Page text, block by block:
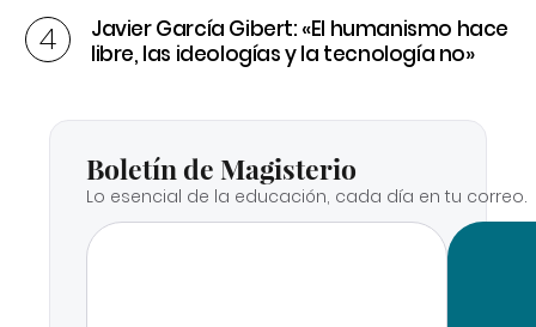
Javier García Gibert: «El humanismo hace
libre, las ideologías y la tecnología no»
Boletín de Magisterio
Lo esencial de la educación, cada día en tu correo.